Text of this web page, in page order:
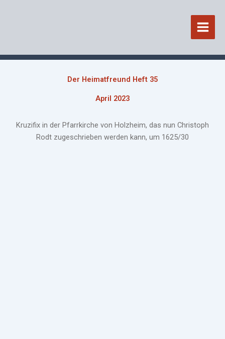
Der Heimatfreund Heft 35
April 2023
Kruzifix in der Pfarrkirche von Holzheim, das nun Christoph
Rodt zugeschrieben werden kann, um 1625/30